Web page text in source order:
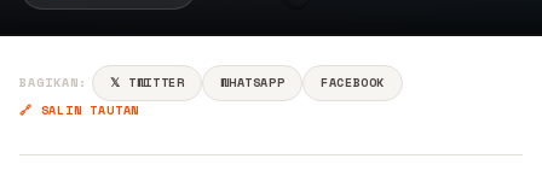
BAGIKAN: 𝕏 TWITTER WHATSAPP
FACEBOOK
🔗 SALIN TAUTAN